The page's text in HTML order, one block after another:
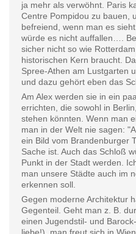
ja mehr als verwöhnt. Paris
Centre Pompidou zu bauen,
befreiend, wenn man es
würde es nicht auffallen….
sicher nicht so wie
historischen Kern braucht.
Spree-Athen am Lustgarten
und dazu gehört eben das
Am Alex werden sie in ein
errichten, die sowohl in
stehen könnten. Wenn man
man in der Welt nie sagen:
ein Bild vom Brandenburger
Sache ist. Auch das Schloß
Punkt in der Stadt werden.
man unsere Städte auch im
erkennen soll.
Gegen moderne Architektur
Gegenteil. Geht man z. B.
einen Jugendstil- und